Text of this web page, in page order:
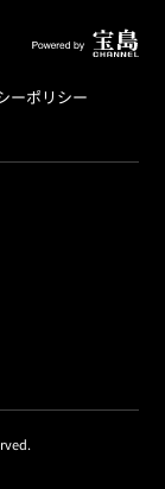
ーポリシー